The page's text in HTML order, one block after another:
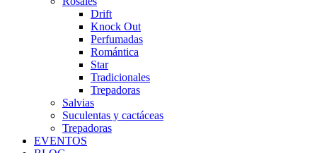
Drift
Knock Out
Perfumadas
Romántica
Star
Tradicionales
Trepadoras
Salvias
Suculentas y cactáceas
Trepadoras
EVENTOS